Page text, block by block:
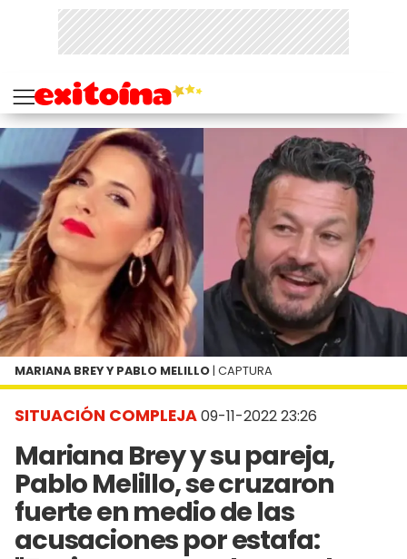
SITUACIÓN COMPLEJA09-11-2022 23:26
Mariana Brey y su pareja,
Pablo Melillo, se cruzaron
fuerte en medio de las
acusaciones por estafa:
MARIANA BREY Y PABLO MELILLO | CAPTURA